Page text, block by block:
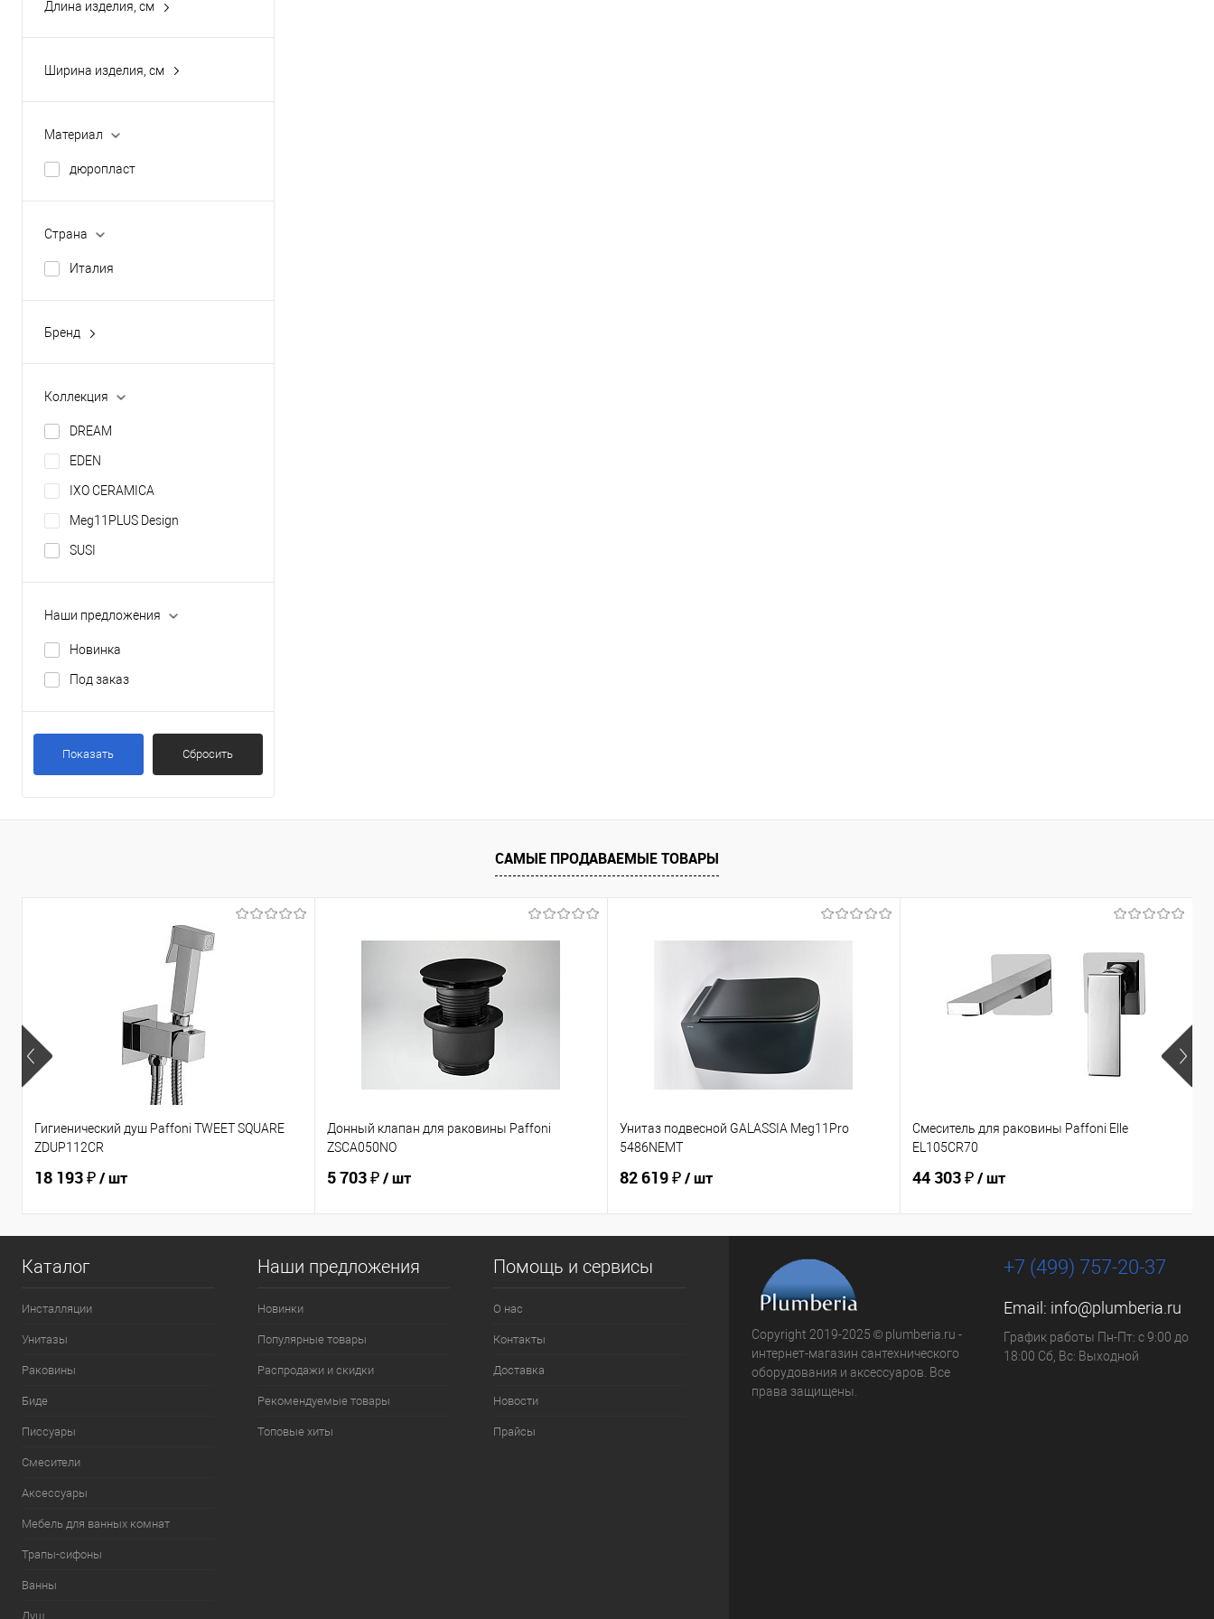
Длина изделия, см
52
Показать ещё 2
Ширина изделия, см
45.7
Материал
дюропласт
Страна
Италия
Бренд
Коллекция
DREAM
EDEN
IXO CERAMICA
Meg11PLUS Design
SUSI
Наши предложения
Новинка
Под заказ
Показать Сбросить
САМЫЕ ПРОДАВАЕМЫЕ ТОВАРЫ
Гигиенический душ Paffoni TWEET SQUARE
ZDUP112CR
18 193 ₽/ шт
Донный клапан для раковины Paffoni
ZSCA050NO
5 703 ₽/ шт
Унитаз подвесной GALASSIA Meg11Pro
5486NEMT
82 619 ₽/ шт
Смеситель для раковины Paffoni Elle
EL105CR70
44 303 ₽/ шт
Каталог
Инсталляции
Унитазы
Раковины
Биде
Писсуары
Смесители
Аксессуары
Мебель для ванных комнат
Трапы-сифоны
Ванны
Душ
Наши предложения
Новинки
Популярные товары
Распродажи и скидки
Рекомендуемые товары
Топовые хиты
Помощь и сервисы
О нас
Контакты
Доставка
Новости
Прайсы
Copyright 2019-2025 © plumberia.ru -
интернет-магазин сантехнического
оборудования и аксессуаров. Все
права защищены.
+7 (499) 757-20-37
Email: info@plumberia.ru
График работы Пн-Пт: с 9:00 до
18:00 Сб, Вс: Выходной